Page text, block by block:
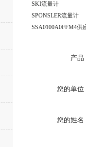
SKI流量计
SPONSLER流量计
产品
您的单位
您的姓名